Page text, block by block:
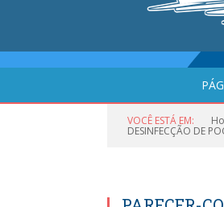
VOCÊ ESTÁ EM:
DESINFECÇÃO DE